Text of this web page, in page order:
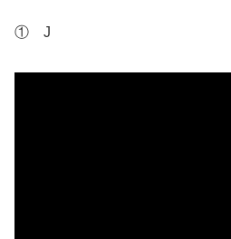
① J